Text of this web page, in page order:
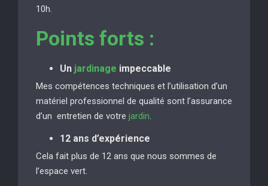
10h.
Points forts :
Un jardinage impeccable
Mes compétences techniques et l’utilisation d’un
matériel professionnel de qualité sont l’assurance
d’un entretien de votre jardin
12 ans d’expérience
Cela fait plus de 12 ans que nous sommes de
l’espace vert.